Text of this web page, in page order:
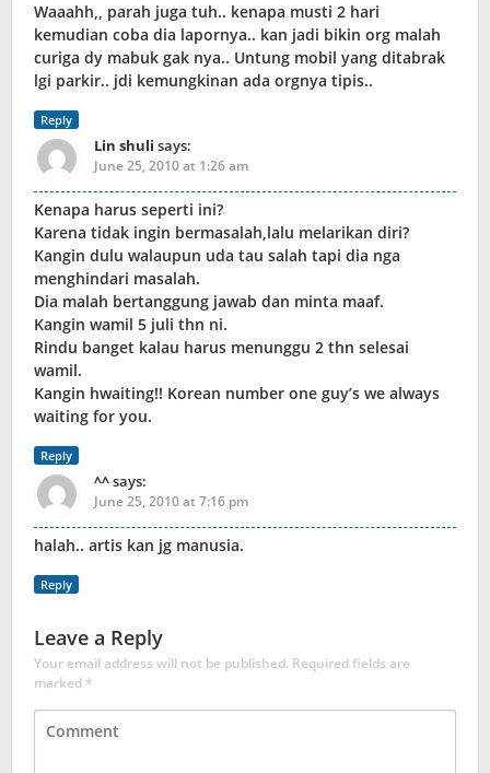
Waaahh,, parah juga tuh.. kenapa musti 2 hari
kemudian coba dia lapornya.. kan jadi bikin org malah
curiga dy mabuk gak nya.. Untung mobil yang ditabrak
lgi parkir.. jdi kemungkinan ada orgnya tipis..
Reply
Lin shuli says:
June 25, 2010 at 1:26 am
Kenapa harus seperti ini?
Karena tidak ingin bermasalah,lalu melarikan diri?
Kangin dulu walaupun uda tau salah tapi dia nga
menghindari masalah.
Dia malah bertanggung jawab dan minta maaf.
Kangin wamil 5 juli thn ni.
Rindu banget kalau harus menunggu 2 thn selesai
wamil.
Kangin hwaiting!! Korean number one guy’s we always
waiting for you.
Reply
^^says:
June 25, 2010 at 7:16 pm
halah.. artis kan jg manusia.
Reply
Leave a Reply
Your email address will not be published. Required fields are
marked*